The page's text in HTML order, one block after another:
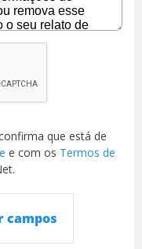
que está de
e com os Termos de
campos